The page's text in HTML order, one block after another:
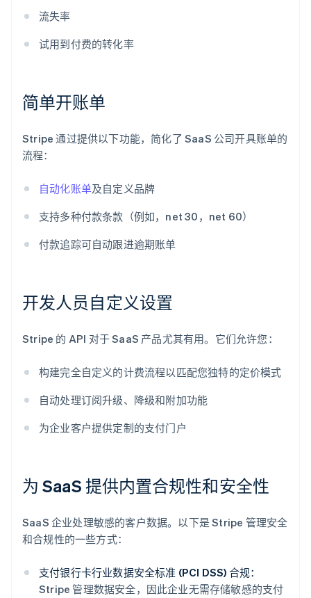
流失率
试用到付费的转化率
简单开账单
Stripe 通过提供以下功能，简化了 SaaS 公司开具账单的
流程：
自动化账单及自定义品牌
支持多种付款条款（例如，net 30，net 60）
付款追踪可自动跟进逾期账单
开发人员自定义设置
Stripe 的 API 对于 SaaS 产品尤其有用。它们允许您：
构建完全自定义的计费流程以匹配您独特的定价模式
自动处理订阅升级、降级和附加功能
为企业客户提供定制的支付门户
为 SaaS 提供内置合规性和安全性
SaaS 企业处理敏感的客户数据。以下是 Stripe 管理安全
和合规性的一些方式：
支付银行卡行业数据安全标准 (PCI DSS) 合规：
Stripe 管理数据安全，因此企业无需存储敏感的支付